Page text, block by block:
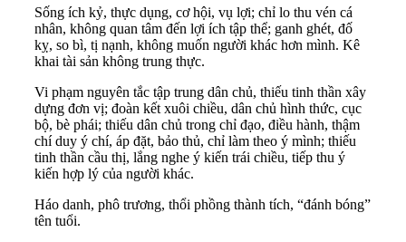
Sống ích kỷ, thực dụng, cơ hội, vụ lợi; chỉ lo thu vén cá
nhân, không quan tâm đến lợi ích tập thể; ganh ghét, đố
kỵ, so bì, tị nạnh, không muốn người khác hơn mình. Kê
khai tài sản không trung thực.
Vi phạm nguyên tắc tập trung dân chủ, thiếu tinh thần xây
dựng đơn vị; đoàn kết xuôi chiều, dân chủ hình thức, cục
bộ, bè phái; thiếu dân chủ trong chỉ đạo, điều hành, thậm
chí duy ý chí, áp đặt, bảo thủ, chỉ làm theo ý mình; thiếu
tinh thần cầu thị, lắng nghe ý kiến trái chiều, tiếp thu ý
kiến hợp lý của người khác.
Háo danh, phô trương, thổi phồng thành tích, “đánh bóng”
tên tuổi.